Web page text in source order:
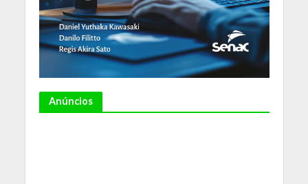
Anúncios